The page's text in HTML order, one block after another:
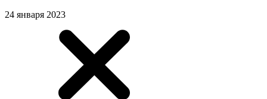
24 января 2023